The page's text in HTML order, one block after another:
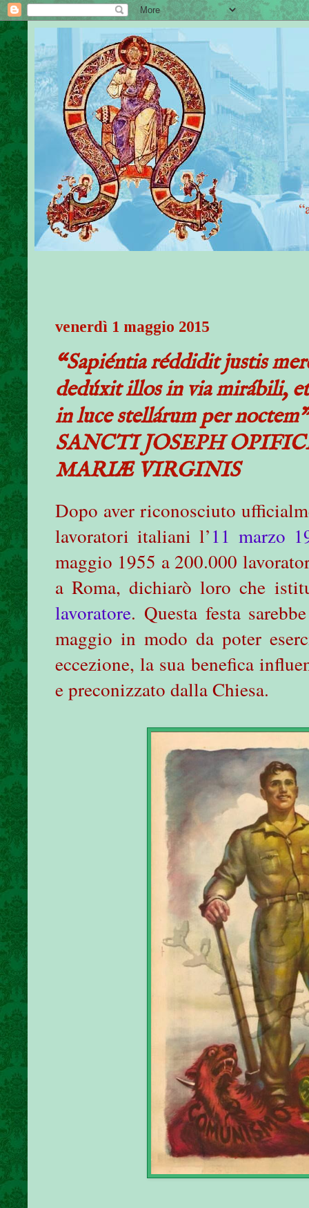
venerdì 1 maggio 2015
“Sapiéntia réddidit justis
dedúxit illos in via mirábili,
in luce stellárum per
SANCTI JOSEPH
MARIÆ VIRGINIS
Dopo aver riconosciuto
lavoratori italiani l’11 marzo
maggio 1955 a 200.000
a Roma, dichiarò loro che
lavoratore. Questa festa
maggio in modo da poter
eccezione, la sua benefica
e preconizzato dalla Chiesa.